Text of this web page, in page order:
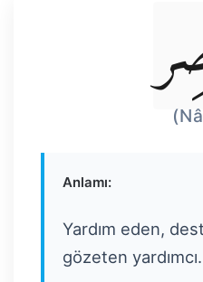
Anlamı:
Yardım eden,
gözeten yardımcı.